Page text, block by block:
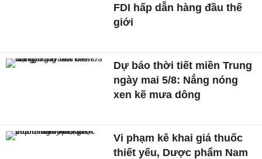
FDI hấp dẫn hàng đầu thế
giới
Dự báo thời tiết miền Trung
ngày mai 5/8: Nắng nóng
xen kẽ mưa dông
Vi phạm kê khai giá thuốc
thiết yếu, Dược phẩm Nam